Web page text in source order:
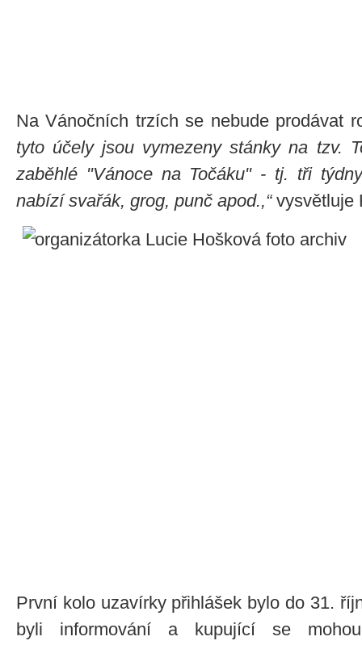
Na Vánočních trzích se nebude prodávat
tyto účely jsou vymezeny stánky na tzv.
zaběhlé "Vánoce na Točáku" - tj. tři
nabízí svařák, grog, punč apod.,“vysvětluje
První kolo uzavírky přihlášek bylo do 31.
byli informování a kupující se